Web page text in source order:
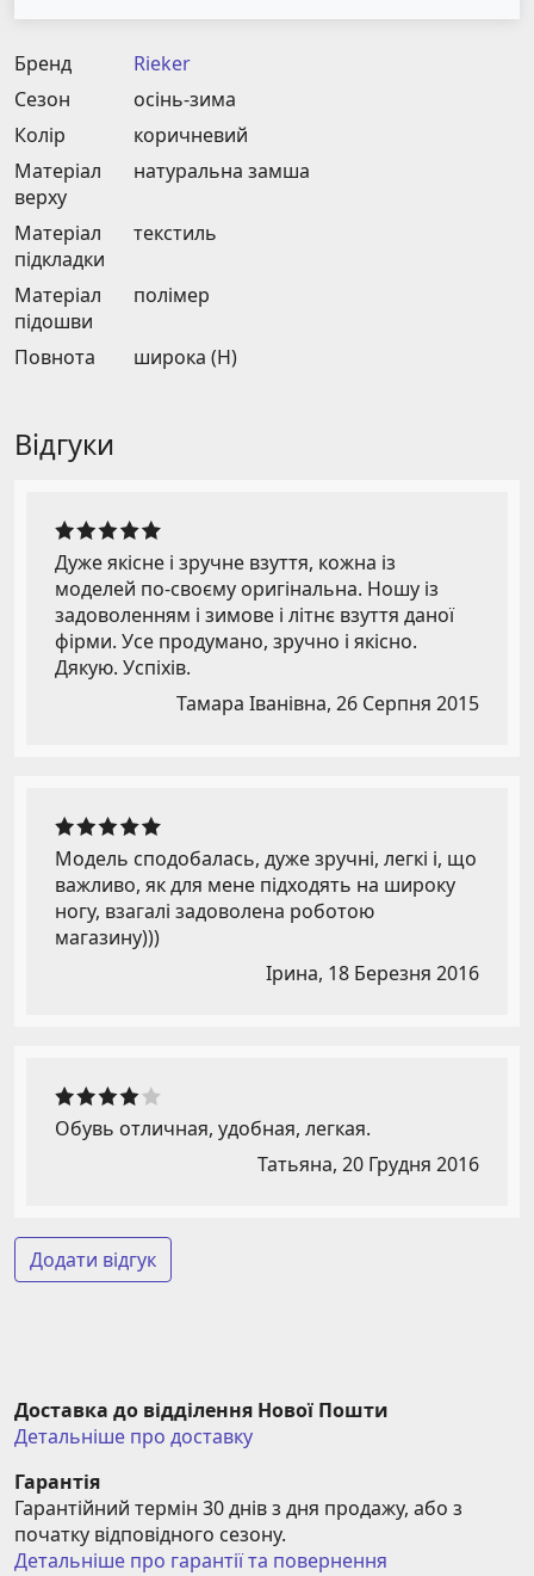
Бренд
Rieker
Сезон
осінь-зима
Колір
коричневий
Матеріал
верху
натуральна замша
Матеріал
підкладки
текстиль
Матеріал
підошви
полімер
Повнота широка (H)
Відгуки
Дуже якісне і зручне взуття, кожна із
моделей по-своєму оригінальна. Ношу із
задоволенням і зимове і літнє взуття даної
фірми. Усе продумано, зручно і якісно.
Дякую. Успіхів.
Тамара Іванівна, 26 Серпня 2015
Модель сподобалась, дуже зручні, легкі і, що
важливо, як для мене підходять на широку
ногу, взагалі задоволена роботою
магазину)))
Ірина, 18 Березня 2016
Обувь отличная, удобная, легкая.
Татьяна, 20 Грудня 2016
Додати відгук
Доставка до відділення Нової Пошти
Детальніше про доставку
Гарантія
Гарантійний термін 30 днів з дня продажу, або з
початку відповідного сезону.
Детальніше про гарантії та повернення